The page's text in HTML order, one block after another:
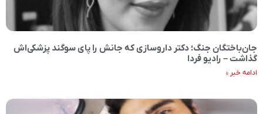
جان‌باختگان جنگ؛ دکتر داروسازی که جانش را پای سوگند پزشکی‌اش
گذاشت – رادیو فردا
ادامه خبر »